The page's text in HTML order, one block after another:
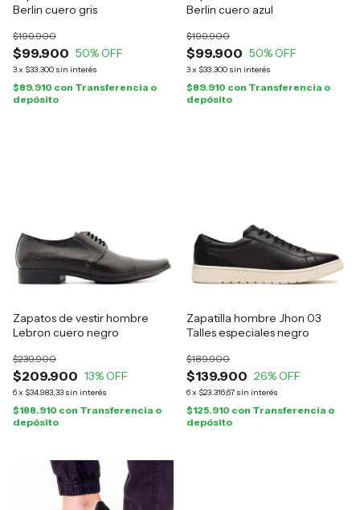
Berlin cuero gris
$99.900
$199.900
50% OFF
3x $33.300 sin interés
$89.910 con Transferencia o
depósito
Berlin cuero azul
$99.900
$199.900
50% OFF
3x $33.300 sin interés
$89.910 con Transferencia o
depósito
Zapatos de vestir hombre
Lebron cuero negro
$209.900
$239.900
13% OFF
6x $34.983,33 sin interés
$188.910 con Transferencia o
depósito
Zapatilla hombre Jhon 03
Talles especiales negro
$139.900
$189.900
26% OFF
6x $23.316,67 sin interés
$125.910 con Transferencia o
depósito